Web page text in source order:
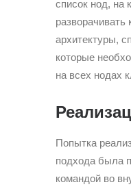
список нод, на
разворачивать
архитектуры,
которые
на всех нодах
Попытка
подхода была
командой во